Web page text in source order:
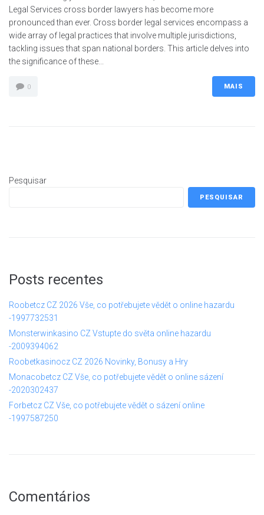
Legal Services cross border lawyers has become more
pronounced than ever. Cross border legal services encompass a
wide array of legal practices that involve multiple jurisdictions,
tackling issues that span national borders. This article delves into
the significance of these...
0 MAIS
Pesquisar
PESQUISAR
Posts recentes
Roobetcz CZ 2026 Vše, co potřebujete vědět o online hazardu
-1997732531
Monsterwinkasino CZ Vstupte do světa online hazardu
-2009394062
Roobetkasinocz CZ 2026 Novinky, Bonusy a Hry
Monacobetcz CZ Vše, co potřebujete vědět o online sázení
-2020302437
Forbetcz CZ Vše, co potřebujete vědět o sázení online
-1997587250
Comentários